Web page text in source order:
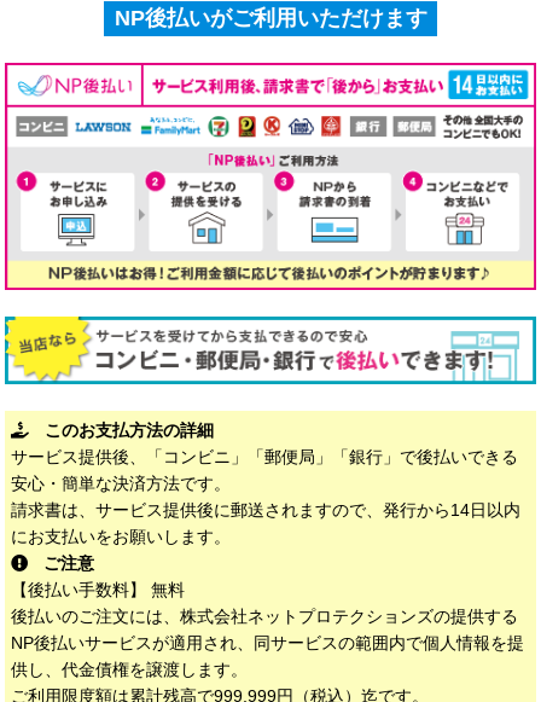
NP後払いがご利用いただけます
このお支払方法の詳細
サービス提供後、「コンビニ」「郵便局」「銀行」で後払いできる
安心・簡単な決済方法です。
請求書は、サービス提供後に郵送されますので、発行から14日以内
にお支払いをお願いします。
ご注意
【後払い手数料】 無料
後払いのご注文には、株式会社ネットプロテクションズの提供する
NP後払いサービスが適用され、同サービスの範囲内で個人情報を提
供し、代金債権を譲渡します。
ご利用限度額は累計残高で999,999円（税込）迄です。